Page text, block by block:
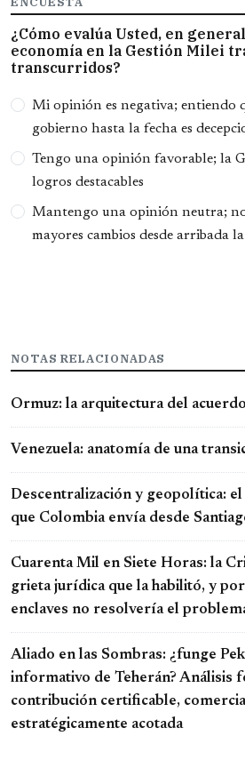
¿Cómo evalúa Usted, en
economía en la Gestión Milei
transcurridos?
Opciones
Mi opinión es negativa; entiendo
gobierno hasta la fecha es
Tengo una opinión favorable; la
logros destacables
Mantengo una opinión neutra;
mayores cambios desde arribada
NOTAS RELACIONADAS
Ormuz: la arquitectura del
Venezuela: anatomía de una
Descentralización y geopolítica: el
que Colombia envía desde
Cuarenta Mil en Siete Horas: la
grieta jurídica que la habilitó, y
enclaves no resolvería el
Aliado en las Sombras: ¿funge
informativo de Teherán? Análisis
contribución certificable,
estratégicamente acotada